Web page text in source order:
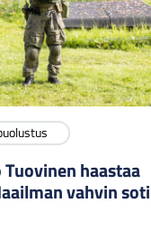
haastaa
vahvin